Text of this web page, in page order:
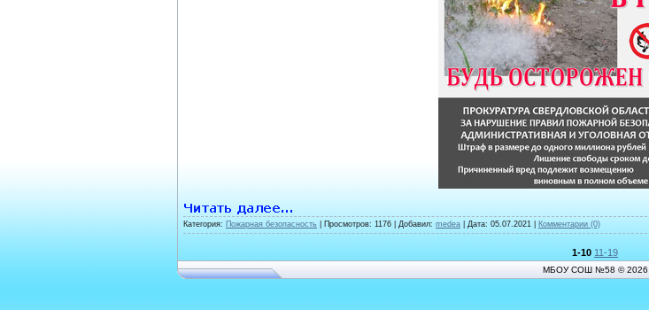
Категория: Пожарная безопасность | Просмотров: 1176 | Добавил: medea | Дата: 05.07.2021 Комментарии (0)
1-10 11-19
МБОУ СОШ №58 © 2026